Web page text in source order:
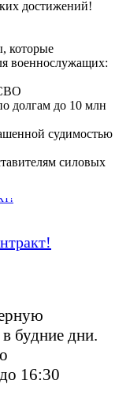
достижений!
которые
военнослужащих:
долгам до 10 млн
судимостью
силовых
будние дни.
16:30